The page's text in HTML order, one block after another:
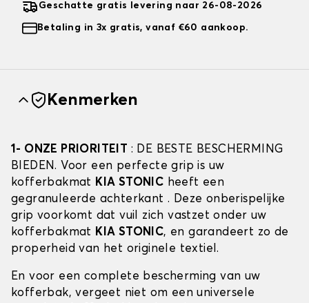
Geschatte gratis levering naar 26-08-2026
Betaling in 3x gratis, vanaf €60 aankoop.
Kenmerken
1- ONZE PRIORITEIT : DE BESTE BESCHERMING
BIEDEN. Voor een perfecte grip is uw
kofferbakmat KIA STONIC heeft een
gegranuleerde achterkant . Deze onberispelijke
grip voorkomt dat vuil zich vastzet onder uw
kofferbakmat KIA STONIC, en garandeert zo de
properheid van het originele textiel.
En voor een complete bescherming van uw
kofferbak, vergeet niet om een universele